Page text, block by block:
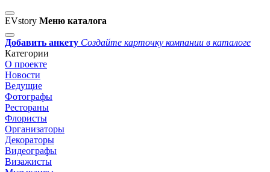
EVstory Меню каталога
Добавить анкету Создайте карточку компании в каталоге
Категории
О проекте
Новости
Ведущие
Фотографы
Рестораны
Флористы
Организаторы
Декораторы
Видеографы
Визажисты